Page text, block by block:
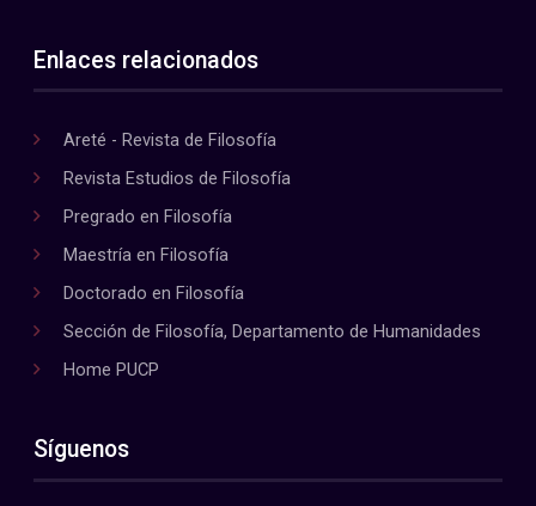
Enlaces relacionados
Areté - Revista de Filosofía
Revista Estudios de Filosofía
Pregrado en Filosofía
Maestría en Filosofía
Doctorado en Filosofía
Sección de Filosofía, Departamento de Humanidades
Home PUCP
Síguenos